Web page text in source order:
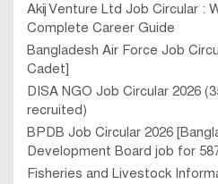
Akij Venture Ltd Job Circular :
Complete Career Guide
Bangladesh Air Force Job
Cadet]
DISA NGO Job Circular 2026
recruited)
BPDB Job Circular 2026
Development Board job for
Fisheries and Livestock